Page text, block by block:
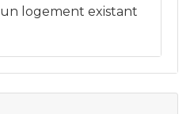
logement existant